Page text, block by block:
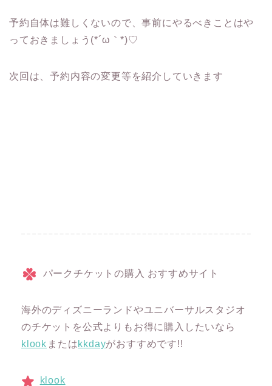
予約自体は難しくないので、事前にやるべきことはや
っておきましょう(*´ω｀*)♡
次回は、予約内容の変更等を紹介していきます
パークチケットの購入 おすすめサイト
海外のディズニーランドやユニバーサルスタジオ
のチケットを公式よりもお得に購入したいなら
klook またはkkdayがおすすめです!!
klook